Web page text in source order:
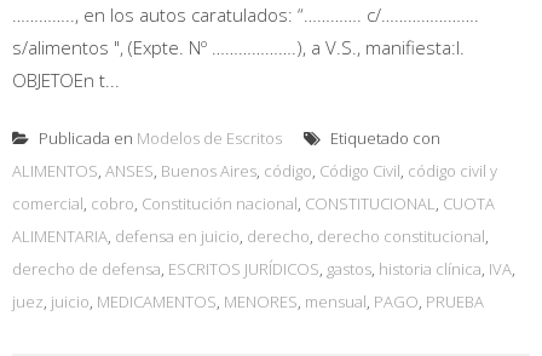
………….., en los autos caratulados: “…………. c/………………….
s/alimentos ", (Expte. Nº ……………….), a V.S., manifiesta:I.
OBJETOEn t...
Publicada en Modelos de Escritos
Etiquetado con
ALIMENTOS, ANSES, Buenos Aires, código, Código Civil, código civil y
comercial, cobro, Constitución nacional, CONSTITUCIONAL, CUOTA
ALIMENTARIA, defensa en juicio, derecho, derecho constitucional,
derecho de defensa, ESCRITOS JURÍDICOS, gastos, historia clínica, IVA,
juez, juicio, MEDICAMENTOS, MENORES, mensual, PAGO, PRUEBA